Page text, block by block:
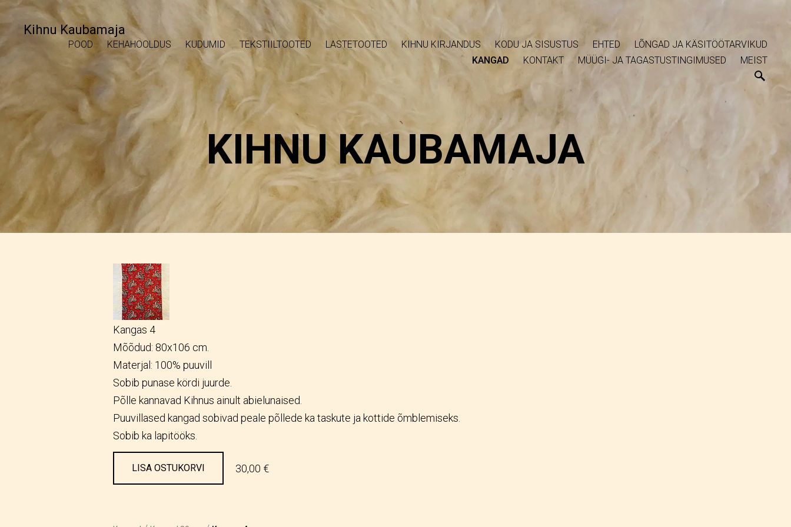
Kihnu Kaubamaja
POOD KEHAHOOLDUS KUDUMID TEKSTIILTOOTED LASTETOOTED KIHNU KIRJANDUS KODU JA SISUSTUS EHTED
LÕNGAD JA KÄSITÖÖTARVIKUD
KANGAD
KONTAKT MÜÜGI- JA TAGASTUSTINGIMUSED MEIST
KIHNU KAUBAMAJA
Kangas 4
Mõõdud: 80x106 cm.
Materjal: 100% puuvill
Sobib punase kördi juurde.
Põlle kannavad Kihnus ainult abielunaised.
Puuvillased kangad sobivad peale põllede ka taskute ja kottide õmblemiseks.
Sobib ka lapitööks.
LISA OSTUKORVI 30,00 €